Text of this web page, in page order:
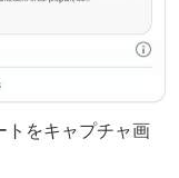
トをキャプチャ画